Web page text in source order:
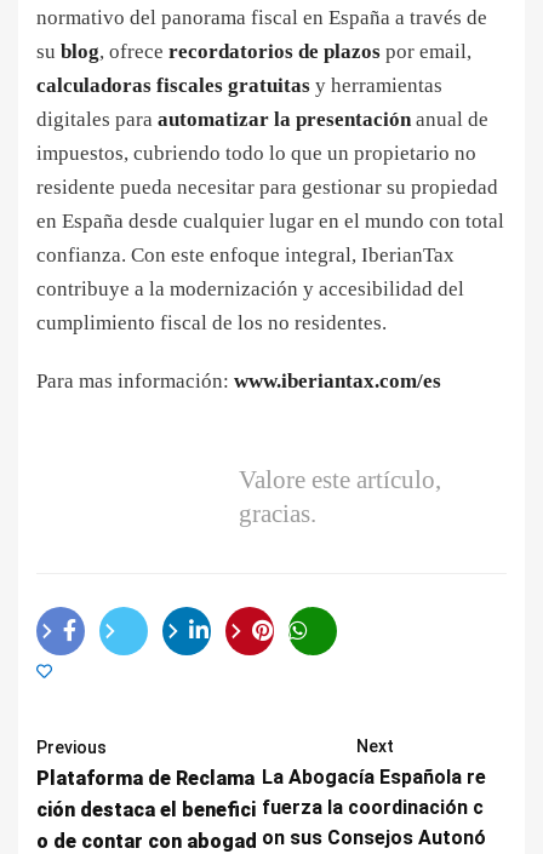
normativo del panorama fiscal en España a través de
su blog, ofrece recordatorios de plazos por email,
calculadoras fiscales gratuitas y herramientas
digitales para automatizar la presentaciónanual de
impuestos, cubriendo todo lo que un propietario no
residente pueda necesitar para gestionar su propiedad
en España desde cualquier lugar en el mundo con total
confianza. Con este enfoque integral, IberianTax
contribuye a la modernización y accesibilidad del
cumplimiento fiscal de los no residentes.
Para mas información: www.iberiantax.com/es
Valore este artículo,
gracias.
Previous
Plataforma de Reclama
ción destaca el benefici
o de contar con abogad
Next
La Abogacía Española re
fuerza la coordinación c
on sus Consejos Autonó